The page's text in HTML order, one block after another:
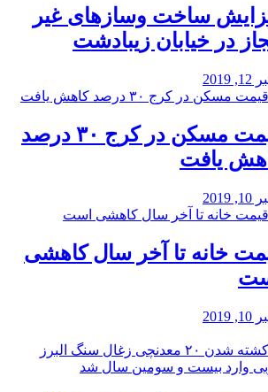
ساخت وسازهای غیر
در خیابان زیبادشت
️قیمت مسکن در کرج ۳۰ درصد
یافت
خانه تا آخر سال کاهشی